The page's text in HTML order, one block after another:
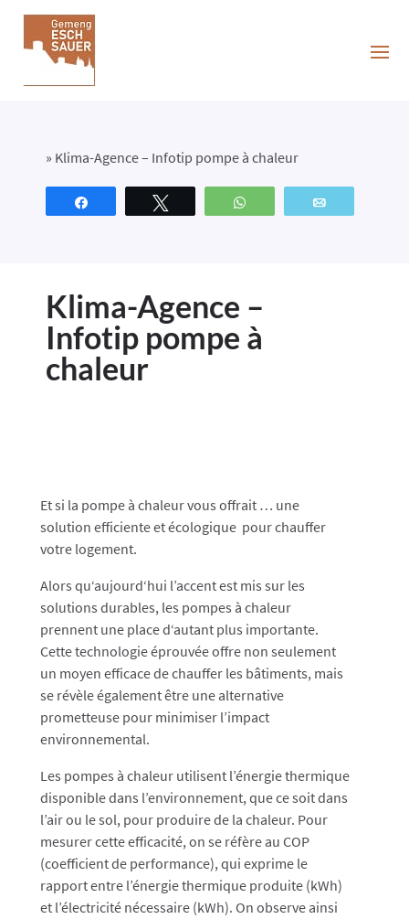
» Klima-Agence – Infotip pompe à chaleur
WhatsApp
Klima-Agence –
Infotip pompe à
chaleur
Et si la pompe à chaleur vous offrait … une
solution efficiente et écologique pour chauffer
votre logement.
Alors qu‘aujourd‘hui l’accent est mis sur les
solutions durables, les pompes à chaleur
prennent une place d‘autant plus importante.
Cette technologie éprouvée offre non seulement
un moyen efficace de chauffer les bâtiments, mais
se révèle également être une alternative
prometteuse pour minimiser l’impact
environnemental.
Les pompes à chaleur utilisent l’énergie thermique
disponible dans l’environnement, que ce soit dans
l’air ou le sol, pour produire de la chaleur. Pour
mesurer cette efficacité, on se réfère au COP
(coefficient de performance), qui exprime le
rapport entre l’énergie thermique produite (kWh)
et l’électricité nécessaire (kWh). On observe ainsi